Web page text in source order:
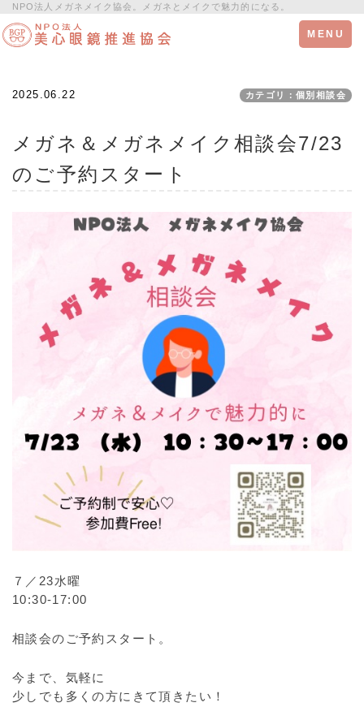
NPO法人メガネメイク協会。メガネとメイクで魅力的になる。
Toggle
navigation
MENU
2025.06.22 カテゴリ：個別相談会
メガネ＆メガネメイク相談会7/23
のご予約スタート
７／23水曜
10:30-17:00
相談会のご予約スタート。
今まで、気軽に
少しでも多くの方にきて頂きたい！